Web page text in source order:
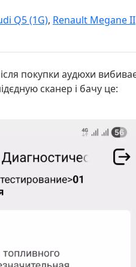
Q5 (1G), Renault Megane II
покупки аудюхи
сканер і бачу це: